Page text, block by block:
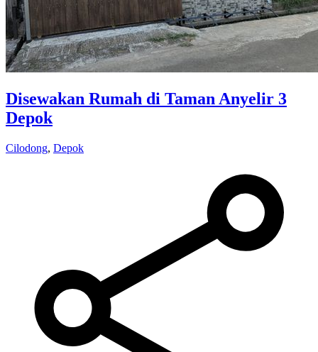
Disewakan Rumah di Taman Anyelir 3
Depok
Cilodong, Depok